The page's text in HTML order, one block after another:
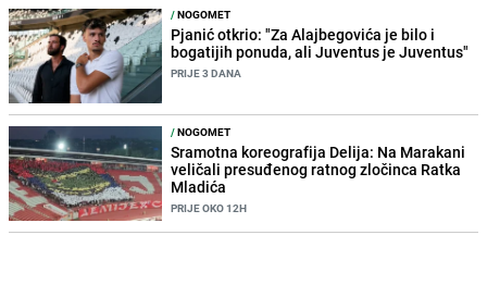
/NOGOMET
Pjanić otkrio: "Za Alajbegovića je bilo i
bogatijih ponuda, ali Juventus je Juventus"
PRIJE 3 DANA
/NOGOMET
Sramotna koreografija Delija: Na Marakani
veličali presuđenog ratnog zločinca Ratka
Mladića
PRIJE OKO 12H